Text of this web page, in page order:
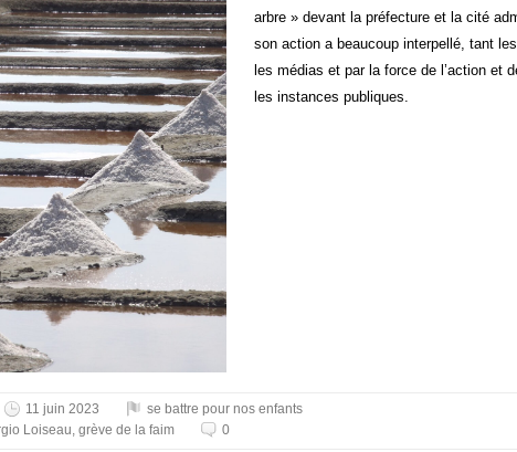
arbre » devant la préfecture et la cité
son action a beaucoup interpellé, tant
les médias et par la force de l’action et
les instances publiques.
11 juin 2023
se battre pour nos enfants
Loiseau, grève de la faim 0